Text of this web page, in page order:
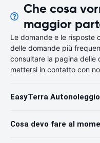
Che cosa
maggior
Le domande e le risposte
delle domande più
consultare la pagina delle
mettersi in contatto con
EasyTerra
Cosa devo fare al